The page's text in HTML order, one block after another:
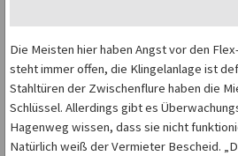
Die Meisten hier haben Angst vor den
steht immer offen, die Klingelanlage ist
Stahltüren der Zwischenflure haben die
Schlüssel. Allerdings gibt es
Hagenweg wissen, dass sie nicht
Natürlich weiß der Vermieter Bescheid.